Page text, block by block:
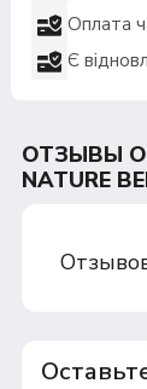
Оплата
Є
ОТЗЫВЫ О
NATURE